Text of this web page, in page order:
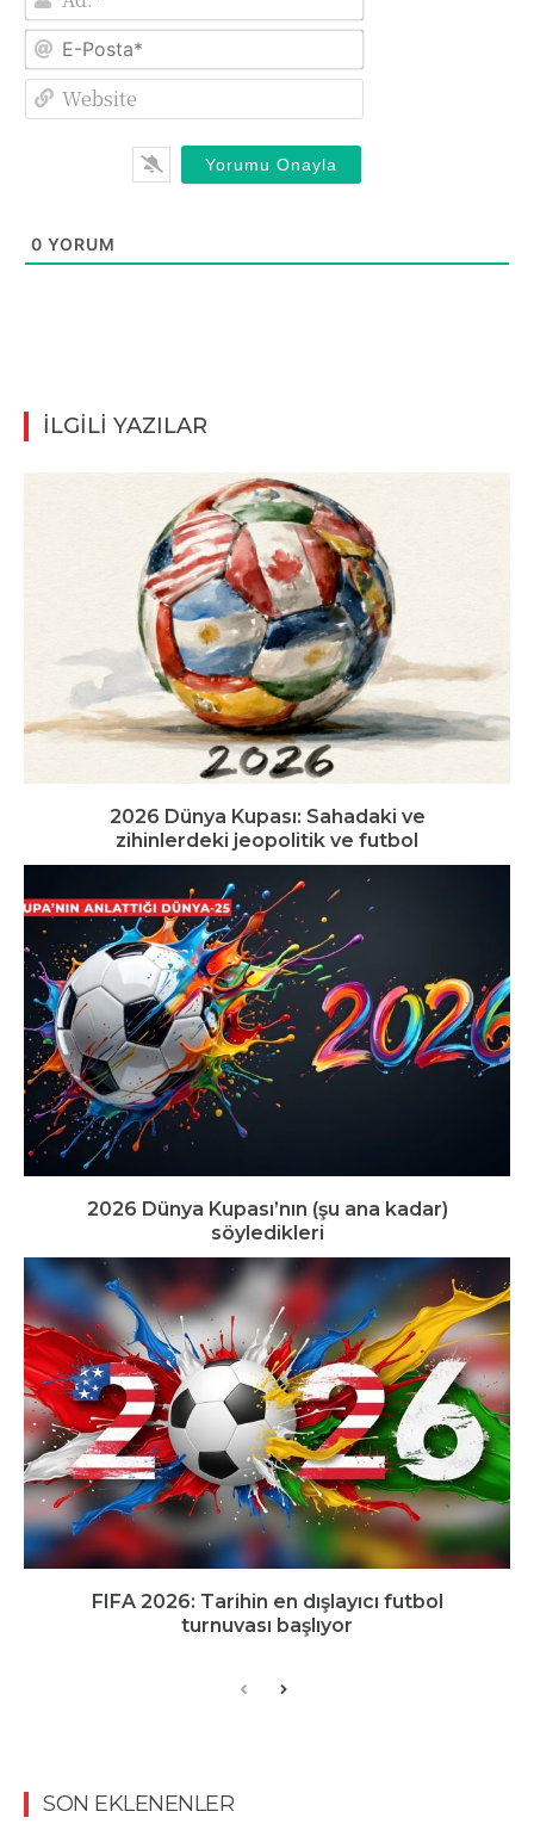
E-
0 YORUM
İLGİLİ YAZILAR
2026 Dünya Kupası: Sahadaki ve
zihinlerdeki jeopolitik ve futbol
2026 Dünya Kupası’nın (şu ana kadar)
söyledikleri
FIFA 2026: Tarihin en dışlayıcı futbol
turnuvası başlıyor
SON EKLENENLER